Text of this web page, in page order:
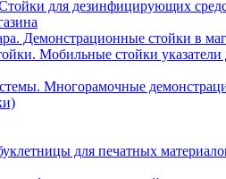
для дезинфицирующих
Демонстрационные стойки в
Мобильные стойки указатели
Многорамочные
для печатных